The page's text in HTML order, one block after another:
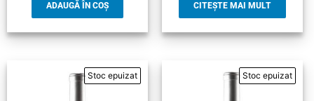
ADAUGĂ ÎN COȘ CITEȘTE MAI MULT